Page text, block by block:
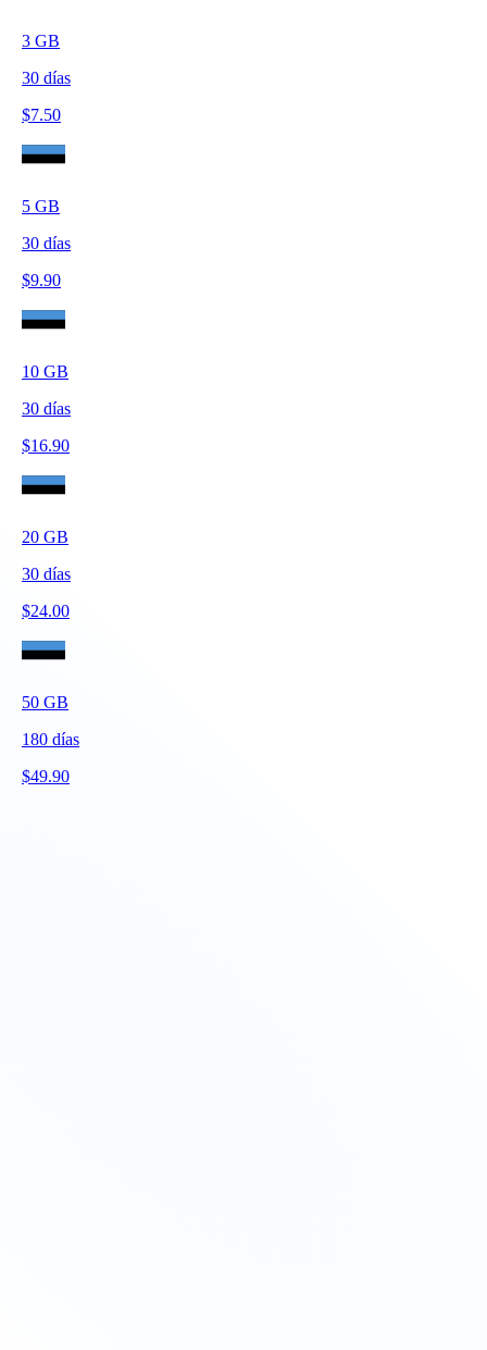
3 GB
30 días
$7.50
5 GB
30 días
$9.90
10 GB
30 días
$16.90
20 GB
30 días
$24.00
50 GB
180 días
$49.90